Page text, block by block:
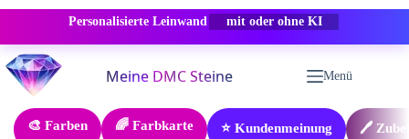
Personalisierte Leinwand -50% RABATT
Zum
Inhalt
springen
Menü
🎨 Farben 🌈 Farbkarte ⭐ Kundenmeinung 🖊️